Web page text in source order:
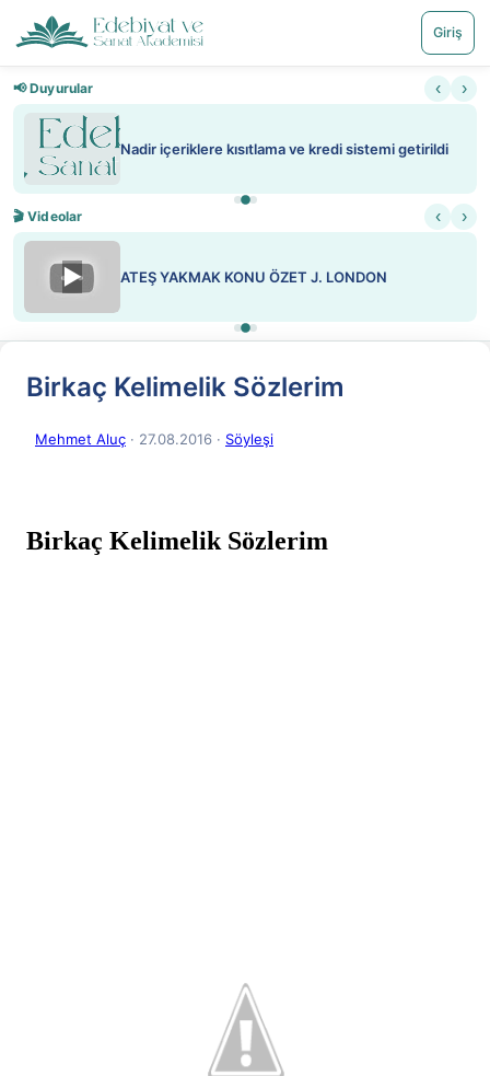
Giriş
📢 Duyurular ‹ ›
Nadir içeriklere kısıtlama ve kredi sistemi getirildi
🎬 Videolar ‹ ›
▶ ATEŞ YAKMAK KONU ÖZET J. LONDON
Birkaç Kelimelik Sözlerim
Mehmet Aluç · 27.08.2016 · Söyleşi
Birkaç Kelimelik Sözlerim